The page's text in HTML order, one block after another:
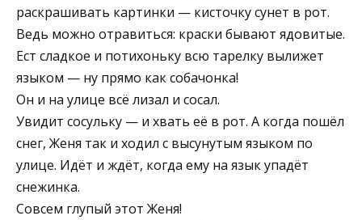
раскрашивать картинки — кисточку сунет в рот.
Ведь можно отравиться: краски бывают ядовитые.
Ест сладкое и потихоньку всю тарелку вылижет
языком — ну прямо как собачонка!
Он и на улице всё лизал и сосал.
Увидит сосульку — и хвать её в рот. А когда пошёл
снег, Женя так и ходил с высунутым языком по
улице. Идёт и ждёт, когда ему на язык упадёт
снежинка.
Совсем глупый этот Женя!